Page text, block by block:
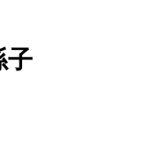
子